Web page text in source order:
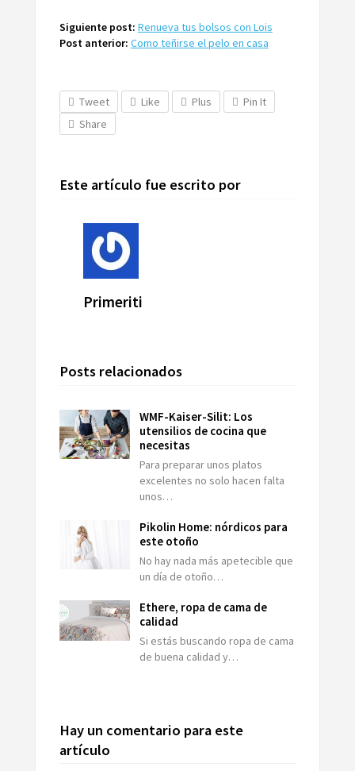
Siguiente post: Renueva tus bolsos con Lois
Post anterior: Como teñirse el pelo en casa
Tweet Like Plus
Pin It
Share
Este artículo fue escrito por
Primeriti
Posts relacionados
WMF-Kaiser-Silit: Los
utensilios de cocina que
necesitas
Para preparar unos platos
excelentes no solo hacen falta
unos…
Pikolin Home: nórdicos para
este otoño
No hay nada más apetecible que
un día de otoño…
Ethere, ropa de cama de
calidad
Si estás buscando ropa de cama
de buena calidad y…
Hay un comentario para este
artículo